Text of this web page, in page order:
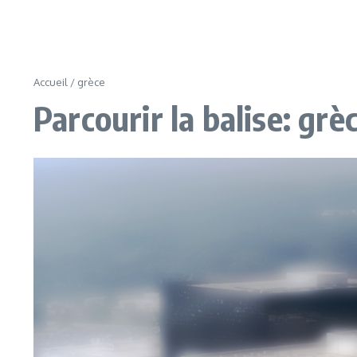
Accueil / grèce
Parcourir la balise: